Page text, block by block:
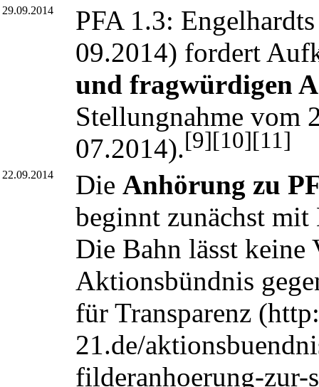
29.09.2014
PFA 1.3:
09.2014) fordert
und fragwürdigen
Stellungnahme vom
07.2014).[9][10][11]
22.09.2014 Die Anhörung zu
beginnt zunächst mit
Die Bahn lässt keine
Aktionsbündnis
für Transparenz